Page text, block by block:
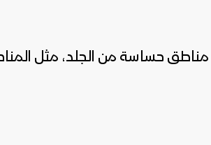
حساسة من الجلد، مثل